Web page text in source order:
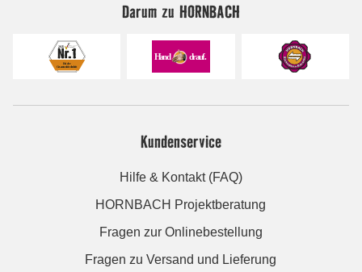
Darum zu HORNBACH
Kundenservice
Hilfe & Kontakt (FAQ)
HORNBACH Projektberatung
Fragen zur Onlinebestellung
Fragen zu Versand und Lieferung